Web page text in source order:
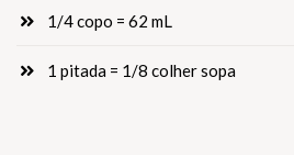
1/4 copo = 62 mL
1 pitada = 1/8 colher sopa